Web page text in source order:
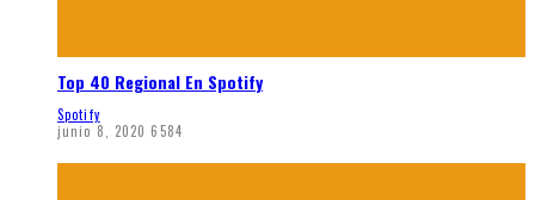
Top 40 Regional En Spotify
Spotify
junio 8, 2020 6584